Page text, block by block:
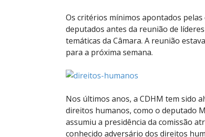
Os critérios mínimos apontados
deputados antes da reunião de
temáticas da Câmara. A reunião
para a próxima semana.
Nos últimos anos, a CDHM tem sido
direitos humanos, como o deputado
assumiu a presidência da comissão
conhecido adversário dos direitos